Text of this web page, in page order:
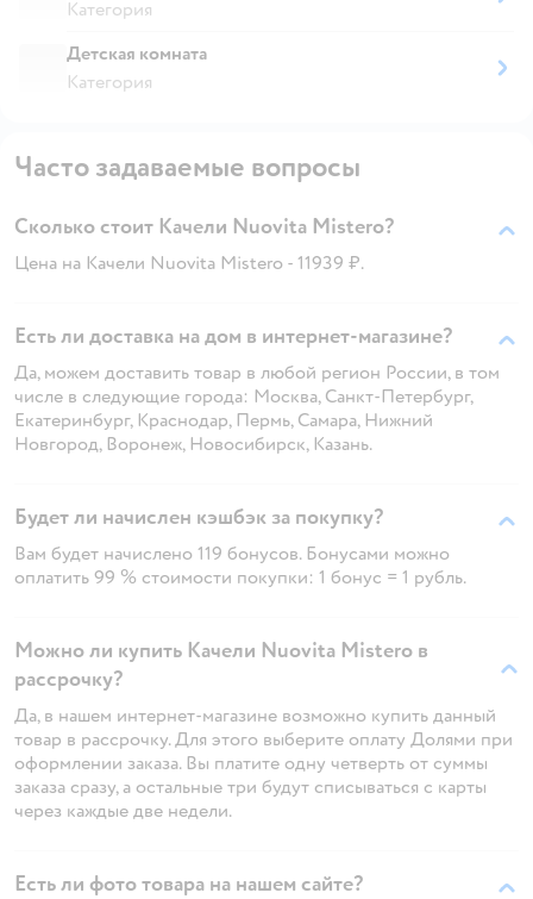
Категория
Детская комната
Категория
Часто задаваемые вопросы
Сколько стоит Качели Nuovita Mistero?
Цена на Качели Nuovita Mistero - 11939 ₽.
Есть ли доставка на дом в интернет-магазине?
Да, можем доставить товар в любой регион России, в том
числе в следующие города: Москва, Санкт-Петербург,
Екатеринбург, Краснодар, Пермь, Самара, Нижний
Новгород, Воронеж, Новосибирск, Казань.
Будет ли начислен кэшбэк за покупку?
Вам будет начислено 119 бонусов. Бонусами можно
оплатить 99 % стоимости покупки: 1 бонус = 1 рубль.
Можно ли купить Качели Nuovita Mistero в
рассрочку?
Да, в нашем интернет-магазине возможно купить данный
товар в рассрочку. Для этого выберите оплату Долями при
оформлении заказа. Вы платите одну четверть от суммы
заказа сразу, а остальные три будут списываться с карты
через каждые две недели.
Есть ли фото товара на нашем сайте?